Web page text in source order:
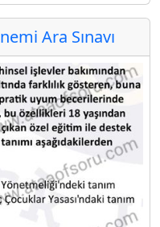
Ara Sınavı